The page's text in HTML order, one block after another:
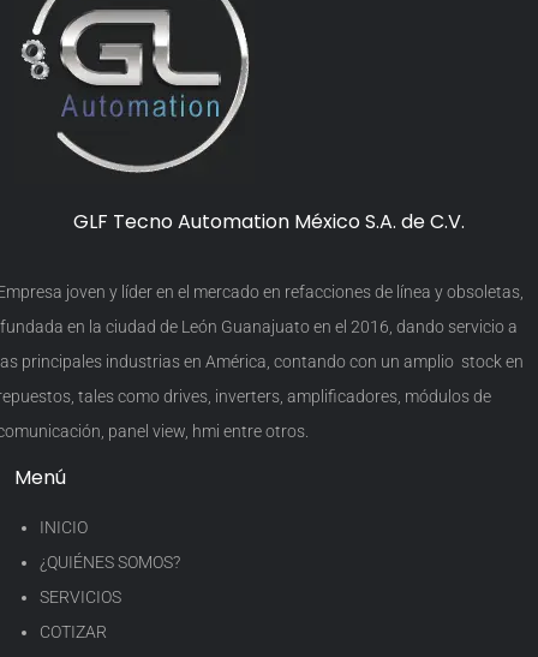
GLF Tecno Automation México S.A. de C.V.
joven y líder en el mercado en refacciones de línea y obsoletas,
en la ciudad de León Guanajuato en el 2016, dando servicio a
principales industrias en América, contando con un amplio stock en
tales como drives, inverters, amplificadores, módulos de
panel view, hmi entre otros.
Menú
INICIO
¿QUIÉNES SOMOS?
SERVICIOS
COTIZAR